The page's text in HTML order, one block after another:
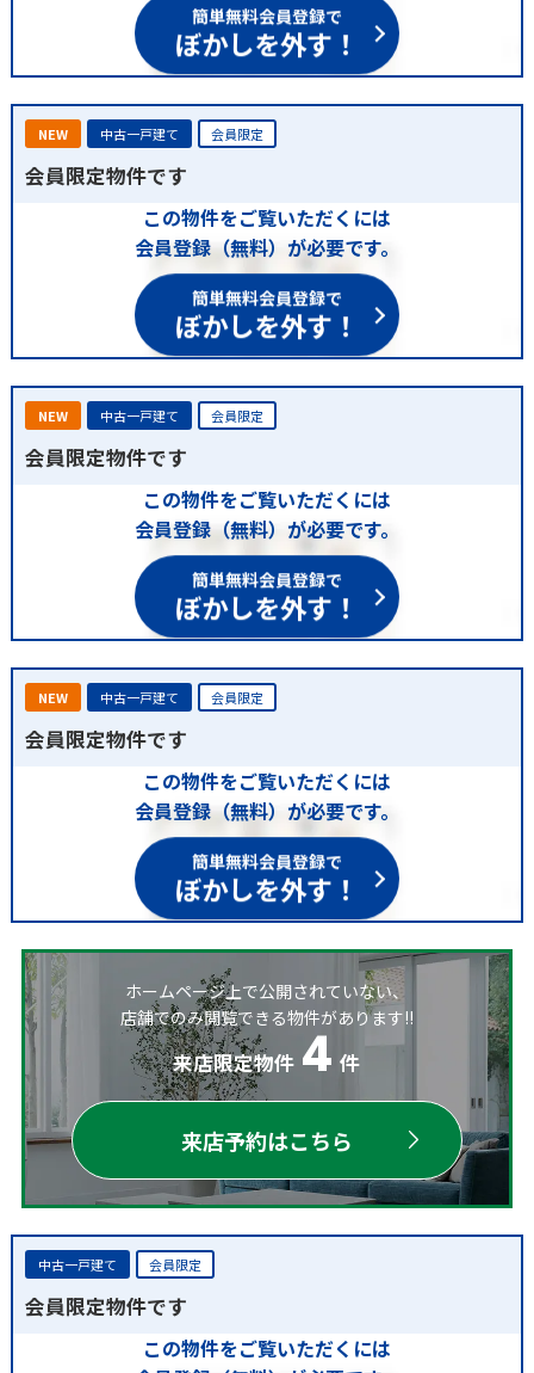
簡単無料会員登録で
ぼかしを外す！
NEW 中古一戸建て 会員限定
会員限定物件です
この物件をご覧いただくには
会員登録（無料）が必要です。
簡単無料会員登録で
ぼかしを外す！
NEW 中古一戸建て 会員限定
会員限定物件です
この物件をご覧いただくには
会員登録（無料）が必要です。
簡単無料会員登録で
ぼかしを外す！
NEW 中古一戸建て 会員限定
会員限定物件です
この物件をご覧いただくには
会員登録（無料）が必要です。
簡単無料会員登録で
ぼかしを外す！
ホームページ上で公開されていない、
店舗でのみ閲覧できる物件があります!!
来店限定物件 4 件
来店予約はこちら
中古一戸建て 会員限定
会員限定物件です
この物件をご覧いただくには